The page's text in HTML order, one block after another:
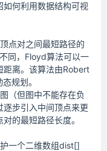
如何利用数据结构可视
点对之间最短路径的
同，Floyd算法可以一
距离。该算法由Robert
规划。
（但图中不能存在负
步引入中间顶点来更
的最短路径长度。
一个二维数组dist[]